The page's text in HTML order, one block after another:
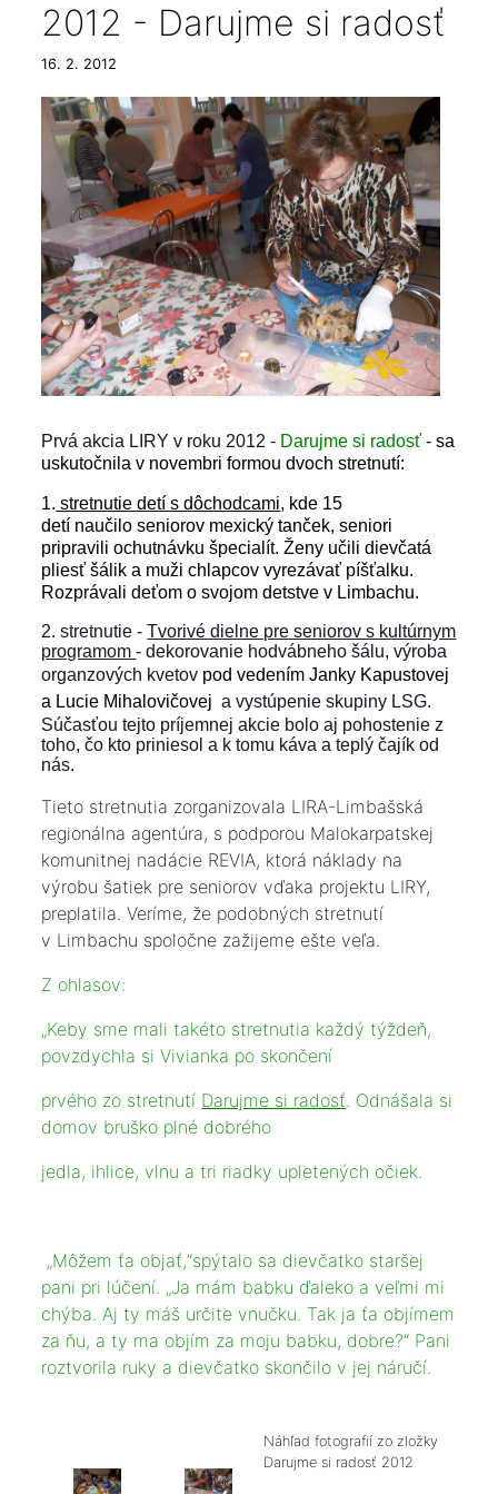
2012 - Darujme si radosť
16. 2. 2012
Prvá akcia LIRY v roku 2012 - Darujme si radosť -sa
uskutočnila v novembri formou dvoch stretnutí:
1. stretnutie detí s dôchodcami, kde 15
detí naučilo seniorov mexický tanček, seniori
pripravili ochutnávku špecialít. Ženy učili dievčatá
pliesť šálik a muži chlapcov vyrezávať píšťalku.
Rozprávali deťom o svojom detstve v Limbachu.
2. stretnutie -Tvorivé dielne pre seniorov s kultúrnym
programom- dekorovanie hodvábneho šálu, výroba
organzových kvetov pod vedením Janky Kapustovej
a Lucie Mihalovičovej a vystúpenie skupiny LSG.
Súčasťou tejto príjemnej akcie bolo aj pohostenie z
toho, čo kto priniesol a k tomu káva a teplý čajík od
nás.
Tieto stretnutia zorganizovala LIRA-Limbašská
regionálna agentúra, s podporou Malokarpatskej
komunitnej nadácie REVIA, ktorá náklady na
výrobu šatiek pre seniorov vďaka projektu LIRY,
preplatila. Veríme, že podobných stretnutí
v Limbachu spoločne zažijeme ešte veľa.
Z ohlasov:
„Keby sme mali takéto stretnutia každý týždeň,
povzdychla si Vivianka po skončení
prvého zo stretnutí Darujme si radosť. Odnášala si
domov bruško plné dobrého
jedla, ihlice, vlnu a tri riadky upletených očiek.
„Môžem ťa objať,“spýtalo sa dievčatko staršej
pani pri lúčení. „Ja mám babku ďaleko a veľmi mi
chýba. Aj ty máš určite vnučku. Tak ja ťa objímem
za ňu, a ty ma objím za moju babku, dobre?“ Pani
roztvorila ruky a dievčatko skončilo v jej náručí.
Náhľad fotografií zo zložky
Darujme si radosť 2012